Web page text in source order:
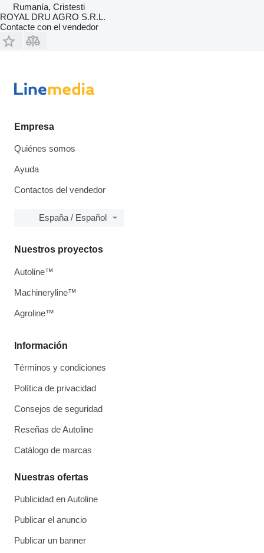
Rumanía, Cristesti
ROYAL DRU AGRO S.R.L.
Contacte con el vendedor
Empresa
Quiénes somos
Ayuda
Contactos del vendedor
España / Español
Información
Términos y condiciones
Política de privacidad
Consejos de seguridad
Reseñas de Autoline
Catálogo de marcas
Nuestras ofertas
Publicidad en Autoline
Publicar el anuncio
Publicar un banner
Nuestros proyectos
Autoline™
Machineryline™
Agroline™